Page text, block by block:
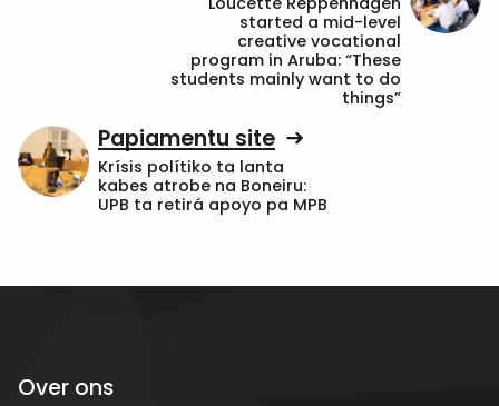
started a mid-level
creative vocational
program in Aruba: “These
students mainly want to do
things”
Papiamentu site
Krísis polítiko ta lanta
kabes atrobe na Boneiru:
UPB ta retirá apoyo pa MPB
Over ons